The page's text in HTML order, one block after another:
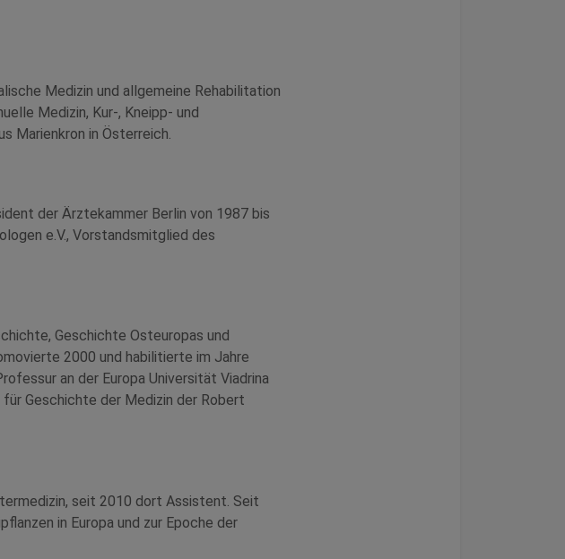
Medizin und allgemeine Rehabilitation
Medizin, Kur-, Kneipp- und
Marienkron in Österreich.
der Ärztekammer Berlin von 1987 bis
e.V., Vorstandsmitglied des
Geschichte Osteuropas und
2000 und habilitierte im Jahre
an der Europa Universität Viadrina
Geschichte der Medizin der Robert
seit 2010 dort Assistent. Seit
in Europa und zur Epoche der